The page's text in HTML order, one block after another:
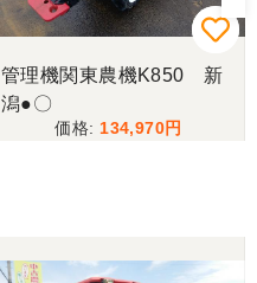
管理機関東農機K850 新
潟●〇
134,970